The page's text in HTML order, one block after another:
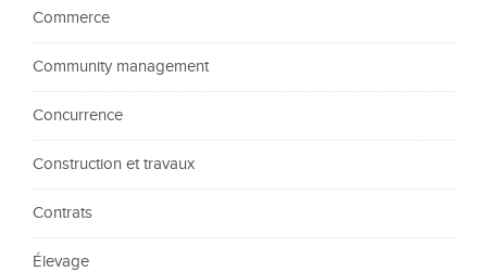
Commerce
Community management
Concurrence
Construction et travaux
Contrats
Élevage